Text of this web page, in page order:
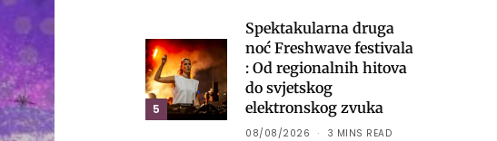
5
Spektakularna druga
noć Freshwave festivala
: Od regionalnih hitova
do svjetskog
elektronskog zvuka
08/08/2026 3 MINS READ